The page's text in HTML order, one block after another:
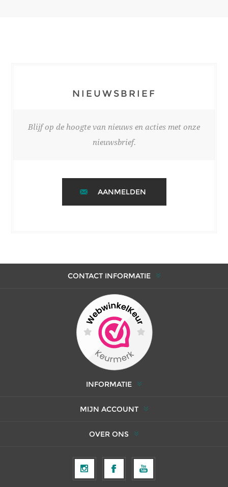
NIEUWSBRIEF
Blijf op de hoogte van nieuws en acties met onze
nieuwsbrief.
AANMELDEN
CONTACT INFORMATIE
INFORMATIE
MIJN ACCOUNT
OVER ONS